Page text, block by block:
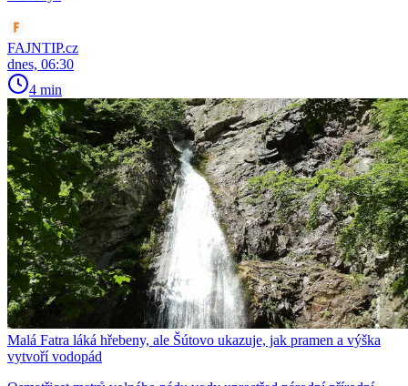
FAJNTIP.cz
dnes, 06:30
4 min
Malá Fatra láká hřebeny, ale Šútovo ukazuje, jak pramen a výška
vytvoří vodopád